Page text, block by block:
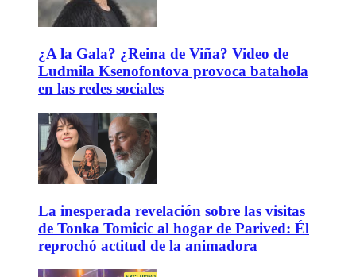
¿A la Gala? ¿Reina de Viña? Video de
Ludmila Ksenofontova provoca batahola
en las redes sociales
La inesperada revelación sobre las visitas
de Tonka Tomicic al hogar de Parived: Él
reprochó actitud de la animadora